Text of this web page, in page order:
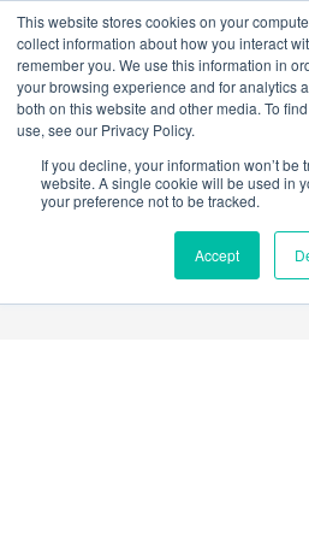
This website stores cookies on your
collect information about how you interact
remember you. We use this information in
your browsing experience and for analytics
both on this website and other media. To
use, see our Privacy Policy.
If you decline, your information won’t be
website. A single cookie will be used in
your preference not to be tracked.
Accept
W
h
a
t
s
a
p
F
a
c
e
b
k
Y
o
u
t
u
mercadeo@grupoeib.comWhatsApp:
3103229640PBX: + 601 342 80 45